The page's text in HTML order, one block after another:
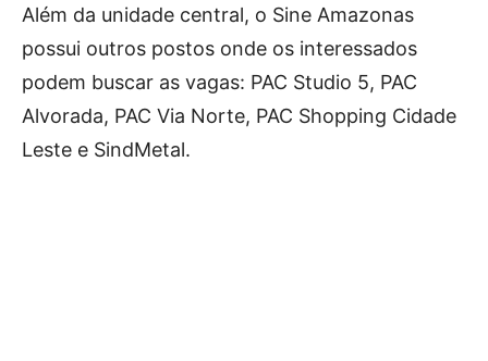
Além da unidade central, o Sine Amazonas
possui outros postos onde os interessados
podem buscar as vagas: PAC Studio 5, PAC
Alvorada, PAC Via Norte, PAC Shopping Cidade
Leste e SindMetal.